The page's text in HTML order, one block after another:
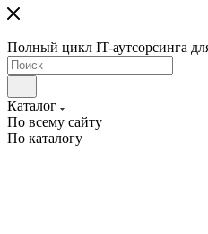
Полный цикл IT-аутсорсинга
Каталог
По всему сайту
По каталогу